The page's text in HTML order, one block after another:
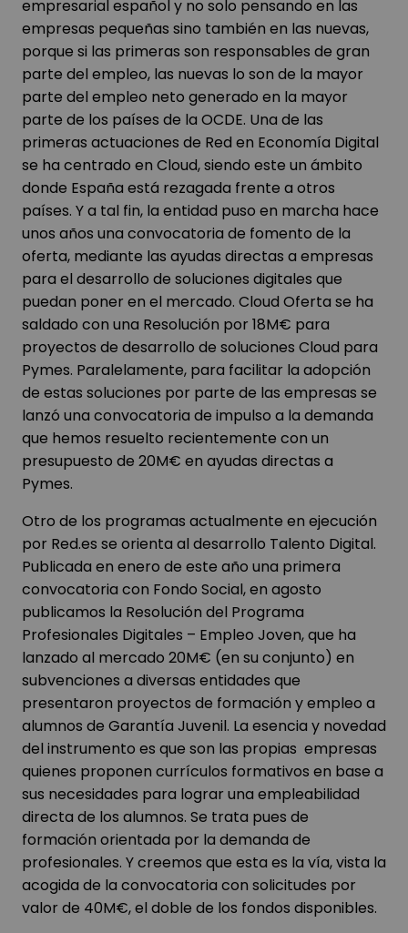
empresarial español y no solo pensando en las
empresas pequeñas sino también en las nuevas,
porque si las primeras son responsables de gran
parte del empleo, las nuevas lo son de la mayor
parte del empleo neto generado en la mayor
parte de los países de la OCDE. Una de las
primeras actuaciones de Red en Economía Digital
se ha centrado en Cloud, siendo este un ámbito
donde España está rezagada frente a otros
países. Y a tal fin, la entidad puso en marcha hace
unos años una convocatoria de fomento de la
oferta, mediante las ayudas directas a empresas
para el desarrollo de soluciones digitales que
puedan poner en el mercado. Cloud Oferta se ha
saldado con una Resolución por 18M€ para
proyectos de desarrollo de soluciones Cloud para
Pymes. Paralelamente, para facilitar la adopción
de estas soluciones por parte de las empresas se
lanzó una convocatoria de impulso a la demanda
que hemos resuelto recientemente con un
presupuesto de 20M€ en ayudas directas a
Pymes.
Otro de los programas actualmente en ejecución
por Red.es se orienta al desarrollo Talento Digital.
Publicada en enero de este año una primera
convocatoria con Fondo Social, en agosto
publicamos la Resolución del Programa
Profesionales Digitales – Empleo Joven, que ha
lanzado al mercado 20M€ (en su conjunto) en
subvenciones a diversas entidades que
presentaron proyectos de formación y empleo a
alumnos de Garantía Juvenil. La esencia y novedad
del instrumento es que son las propias empresas
quienes proponen currículos formativos en base a
sus necesidades para lograr una empleabilidad
directa de los alumnos. Se trata pues de
formación orientada por la demanda de
profesionales. Y creemos que esta es la vía, vista la
acogida de la convocatoria con solicitudes por
valor de 40M€, el doble de los fondos disponibles.